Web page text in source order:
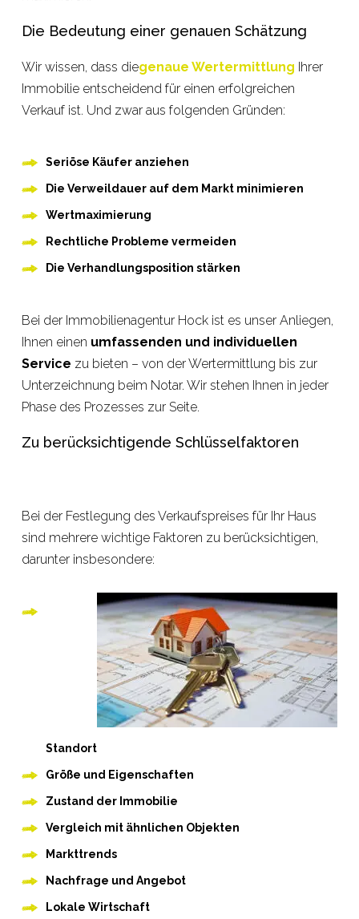
Die Bedeutung einer genauen Schätzung
Wir wissen, dass diegenaue Wertermittlung Ihrer
Immobilie entscheidend für einen erfolgreichen
Verkauf ist. Und zwar aus folgenden Gründen:
Seriöse Käufer anziehen
Die Verweildauer auf dem Markt minimieren
Wertmaximierung
Rechtliche Probleme vermeiden
Die Verhandlungsposition stärken
Bei der Immobilienagentur Hock ist es unser Anliegen,
Ihnen einen umfassenden und individuellen
Service zu bieten – von der Wertermittlung bis zur
Unterzeichnung beim Notar. Wir stehen Ihnen in jeder
Phase des Prozesses zur Seite.
Zu berücksichtigende Schlüsselfaktoren
Bei der Festlegung des Verkaufspreises für Ihr Haus
sind mehrere wichtige Faktoren zu berücksichtigen,
darunter insbesondere:
Standort
Größe und Eigenschaften
Zustand der Immobilie
Vergleich mit ähnlichen Objekten
Markttrends
Nachfrage und Angebot
Lokale Wirtschaft